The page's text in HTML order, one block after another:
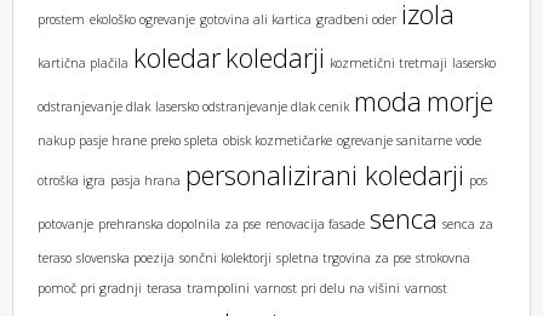
prostem ekološko ogrevanje gotovina ali kartica gradbeni oder izola
kartična plačila koledarkoledarji kozmetični tretmaji lasersko
odstranjevanje dlak lasersko odstranjevanje dlak cenik moda morje
nakup pasje hrane preko spleta obisk kozmetičarke ogrevanje sanitarne vode
otroška igra pasja hrana personalizirani koledarji pos
potovanje prehranska dopolnila za pse renovacija fasade senca senca za
teraso slovenska poezija sončni kolektorji spletna trgovina za pse strokovna
pomoč pri gradnji terasa trampolini varnost pri delu na višini varnost